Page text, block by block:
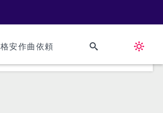
格安作曲依頼